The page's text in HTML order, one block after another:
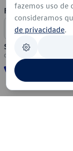
Formas de
Segurança
fazemos uso de
consideramos
de privacidade.